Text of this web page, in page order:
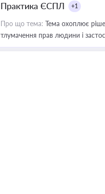
Практика ЄСПЛ +1
Про що тема: Тема охоплює
тлумачення прав людини і